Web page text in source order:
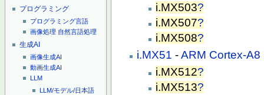
プログラミング
プログラミング言語
画像処理 自然言語処理
生成AI
画像生成AI
動画生成AI
LLM
LLM/モデル/日本語
i.MX503?
i.MX507?
i.MX508?
i.MX51 -ARM Cortex-A8
i.MX512?
i.MX513?